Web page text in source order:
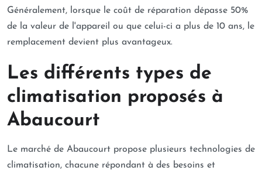
Généralement, lorsque le coût de réparation dépasse 50%
de la valeur de l'appareil ou que celui-ci a plus de 10 ans, le
remplacement devient plus avantageux.
Les différents types de
climatisation proposés à
Abaucourt
Le marché de Abaucourt propose plusieurs technologies de
climatisation, chacune répondant à des besoins et